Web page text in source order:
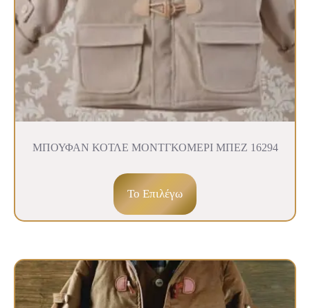
ΜΠΟΥΦΑΝ ΚΟΤΛΕ ΜΟΝΤΓΚΟΜΕΡΙ ΜΠΕΖ 16294
To Επιλέγω